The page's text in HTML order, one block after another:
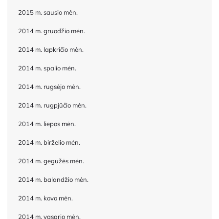
2015 m. sausio mėn.
2014 m. gruodžio mėn.
2014 m. lapkričio mėn.
2014 m. spalio mėn.
2014 m. rugsėjo mėn.
2014 m. rugpjūčio mėn.
2014 m. liepos mėn.
2014 m. birželio mėn.
2014 m. gegužės mėn.
2014 m. balandžio mėn.
2014 m. kovo mėn.
2014 m. vasario mėn.